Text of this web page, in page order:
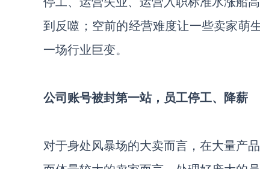
到反噬；空前的经营难度让一些卖家
一场行业巨变。
公司账号被封第一站，员工停工、降薪
对于身处风暴场的大卖而言，在大量产